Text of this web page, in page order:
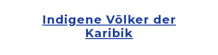
Indigene Völker der
Karibik